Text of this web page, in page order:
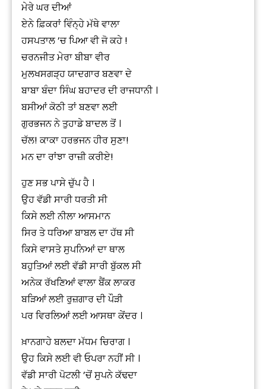
ਮੇਰੇ ਘਰ ਦੀਆਂ
ਏਨੇ ਫ਼ਿਕਰਾਂ ਵਿੰਨ੍ਹੇ ਮੱਥੇ ਵਾਲਾ
ਹਸਪਤਾਲ ’ਚ ਪਿਆ ਵੀ ਜੋ ਕਹੇ !
ਚਰਨਜੀਤ ਮੇਰਾ ਬੀਬਾ ਵੀਰ
ਮੁਲਖਸਗੜ੍ਹ ਯਾਦਗਾਰ ਬਣਵਾ ਦੇ
ਬਾਬਾ ਬੰਦਾ ਸਿੰਘ ਬਹਾਦਰ ਦੀ ਰਾਜਧਾਨੀ ।
ਬਸੀਆਂ ਕੋਠੀ ਤਾਂ ਬਣਵਾ ਲਈ
ਗੁਰਭਜਨ ਨੇ ਤੁਹਾਡੇ ਬਾਦਲ ਤੋਂ ।
ਚੱਲ! ਕਾਕਾ ਹਰਭਜਨ ਹੀਰ ਸੁਣਾ!
ਮਨ ਦਾ ਰਾਂਝਾ ਰਾਜ਼ੀ ਕਰੀਏ!
ਹੁਣ ਸਭ ਪਾਸੇ ਚੁੱਪ ਹੈ ।
ਉਹ ਵੱਡੀ ਸਾਰੀ ਧਰਤੀ ਸੀ
ਕਿਸੇ ਲਈ ਨੀਲਾ ਆਸਮਾਨ
ਸਿਰ ਤੇ ਧਰਿਆ ਬਾਬਲ ਦਾ ਹੱਥ ਸੀ
ਕਿਸੇ ਵਾਸਤੇ ਸੁਪਨਿਆਂ ਦਾ ਥਾਲ
ਬਹੁਤਿਆਂ ਲਈ ਵੱਡੀ ਸਾਰੀ ਬੁੱਕਲ ਸੀ
ਅਨੇਕ ਰੱਖਣਿਆਂ ਵਾਲਾ ਬੈਂਕ ਲਾਕਰ
ਬੜਿਆਂ ਲਈ ਰੁਜ਼ਗਾਰ ਦੀ ਪੌੜੀ
ਪਰ ਵਿਰਲਿਆਂ ਲਈ ਆਸਥਾ ਕੇਂਦਰ ।
ਖ਼ਾਨਗਾਹੇ ਬਲਦਾ ਮੱਧਮ ਚਿਰਾਗ ।
ਉਹ ਕਿਸੇ ਲਈ ਵੀ ਓਪਰਾ ਨਹੀਂ ਸੀ ।
ਵੱਡੀ ਸਾਰੀ ਪੋਟਲੀ ’ਚੋਂ ਸੁਪਨੇ ਕੱਢਦਾ